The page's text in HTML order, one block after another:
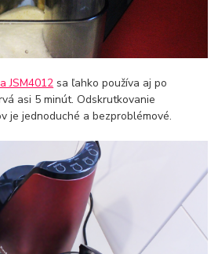
JSM4012 sa ľahko používa aj po
asi 5 minút. Odskrutkovanie
je jednoduché a bezproblémové.